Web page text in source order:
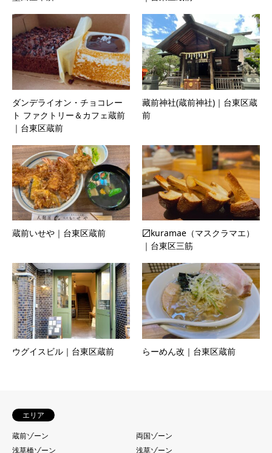
ダンデライオン・チョコレー
ト ファクトリー＆カフェ蔵前
｜台東区蔵前
藏前神社(蔵前神社)｜台東区蔵
前
蔵前いせや｜台東区蔵前
〼kuramae（マスクラマエ）
｜台東区三筋
ウグイスビル｜台東区蔵前 らーめん改｜台東区蔵前
エリア
蔵前ゾーン
両国ゾーン
浅草橋ゾーン
浅草ゾーン